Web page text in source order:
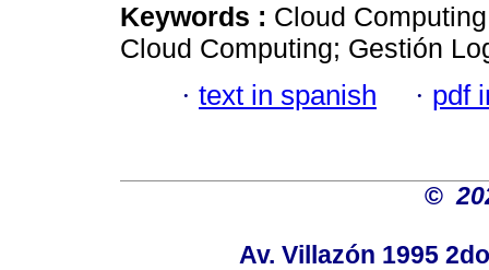
Keywords : Cloud
Cloud Computing; Gestión
· text in spanish · pdf
©
Av. Villazón 1995